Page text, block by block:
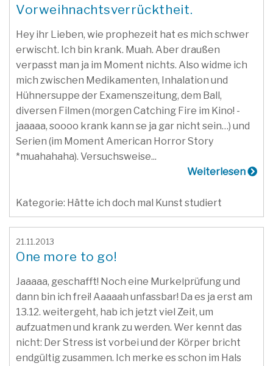
Vorweihnachtsverrücktheit.
Hey ihr Lieben, wie prophezeit hat es mich schwer
erwischt. Ich bin krank. Muah. Aber draußen
verpasst man ja im Moment nichts. Also widme ich
mich zwischen Medikamenten, Inhalation und
Hühnersuppe der Examenszeitung, dem Ball,
diversen Filmen (morgen Catching Fire im Kino! -
jaaaaa, soooo krank kann se ja gar nicht sein…) und
Serien (im Moment American Horror Story
*muahahaha). Versuchsweise...
Weiterlesen
Kategorie: Hätte ich doch mal Kunst studiert
21.11.2013
One more to go!
Jaaaaa, geschafft! Noch eine Murkelprüfung und
dann bin ich frei! Aaaaah unfassbar! Da es ja erst am
13.12. weitergeht, hab ich jetzt viel Zeit, um
aufzuatmen und krank zu werden. Wer kennt das
nicht: Der Stress ist vorbei und der Körper bricht
endgültig zusammen. Ich merke es schon im Hals